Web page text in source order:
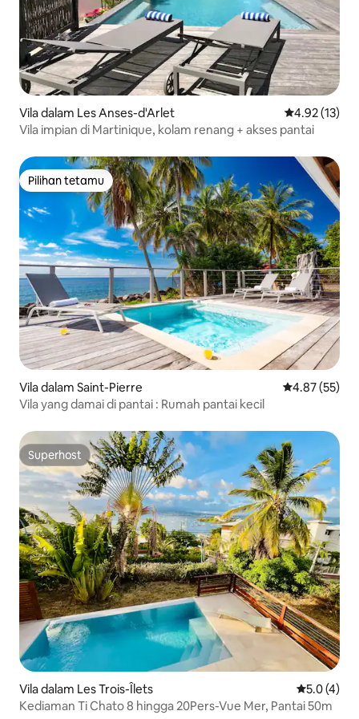
Vila dalam Les Anses-d'Arlet Penarafan
4.92 (13)
Vila impian di Martinique, kolam renang + akses pantai
Pilihan tetamu
Pilihan tetamu
Vila dalam Saint-Pierre Penarafan
4.87 (55)
Vila yang damai di pantai : Rumah pantai kecil
Superhost
Superhost
Vila dalam Les Trois-Îlets Penarafan
5.0 (4)
Kediaman Ti Chato 8 hingga 20Pers-Vue Mer, Pantai 50m